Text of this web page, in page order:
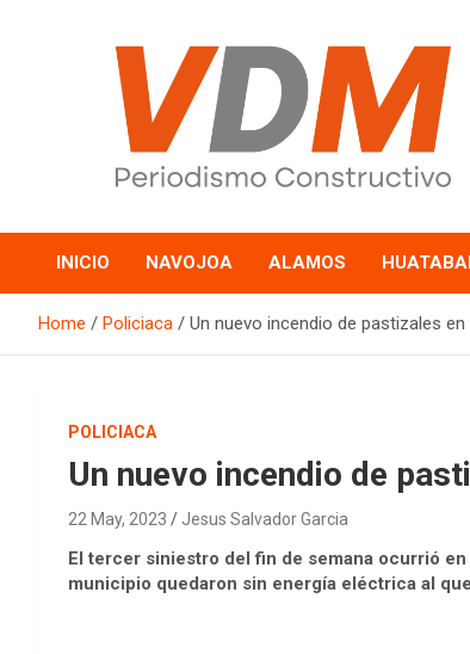
valledelmayo.com
INICIO NAVOJOA ALAMOS
Home Policiaca Un nuevo incendio de pastizales
POLICIACA
Un nuevo incendio de
22 May, 2023 Jesus Salvador Garcia
El tercer siniestro del fin de semana ocurrió
municipio quedaron sin energía eléctrica al